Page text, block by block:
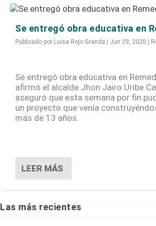
Se entregó obra educativa en
Publicado por Luisa Rojo Granda | Jun 29, 2020 |
Se entregó obra educativa en
afirmó el alcalde Jhon Jairo Uribe
aseguró que esta semana por fin
un proyecto que venía
más de 13 años.
LEER MÁS
Las más recientes